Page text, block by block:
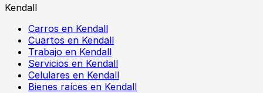
Kendall
Carros en Kendall
Cuartos en Kendall
Trabajo en Kendall
Servicios en Kendall
Celulares en Kendall
Bienes raíces en Kendall